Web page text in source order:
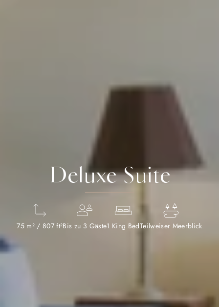
Deluxe Suite
75 m² / 807 ft²Bis zu 3 Gäste1 King BedTeilweiser Meerblick